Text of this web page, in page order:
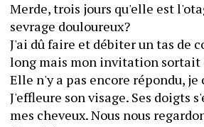
Merde, trois jours qu'elle est
sevrage douloureux?
J'ai dû faire et débiter un tas de
long mais mon invitation sortait
Elle n'y a pas encore répondu, je
J'effleure son visage. Ses doigts
mes cheveux. Nous nous